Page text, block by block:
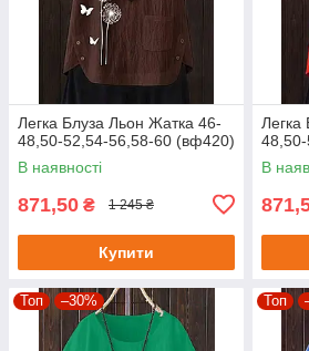
Легка Блуза Льон Жатка 46-
48,50-52,54-56,58-60 (вф420)
В наявності
871,50 ₴ 1 245 ₴
Купити
Легка
В
Топ –30% Топ